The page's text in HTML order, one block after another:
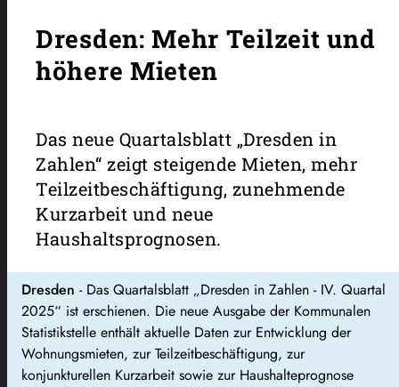
Dresden: Mehr Teilzeit und
höhere Mieten
Das neue Quartalsblatt „Dresden in
Zahlen“ zeigt steigende Mieten, mehr
Teilzeitbeschäftigung, zunehmende
Kurzarbeit und neue
Haushaltsprognosen.
Dresden - Das Quartalsblatt „Dresden in Zahlen - IV. Quartal
2025“ ist erschienen. Die neue Ausgabe der Kommunalen
Statistikstelle enthält aktuelle Daten zur Entwicklung der
Wohnungsmieten, zur Teilzeitbeschäftigung, zur
konjunkturellen Kurzarbeit sowie zur Haushalteprognose